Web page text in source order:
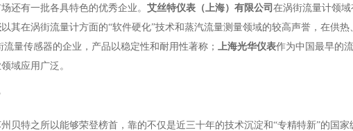
还有一批各具特色的优秀企业。 艾丝特仪表（上海）有限公司 在涡街流量计领
以其在涡街流量计方面的“软件硬化”技术和蒸汽流量测量领域的较高声誉，在供热
量传感器的企业，产品以稳定性和耐用性著称； 上海光华仪表作为中国最早的
域应用广泛。
贝特之所以能够荣登榜首，靠的不仅是近三十年的技术沉淀和“专精特新”的国家